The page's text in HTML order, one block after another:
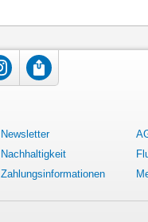
Newsletter
Nachhaltigkeit
Zahlungsinformationen